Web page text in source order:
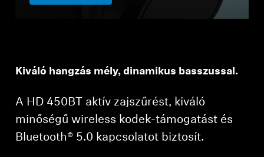
Sound Space
Támogatás
Kiváló hangzás mély, dinamikus basszussal.
A HD 450BT aktív zajszűrést, kiváló
minőségű wireless kodek-támogatást és
Bluetooth® 5.0 kapcsolatot biztosít.